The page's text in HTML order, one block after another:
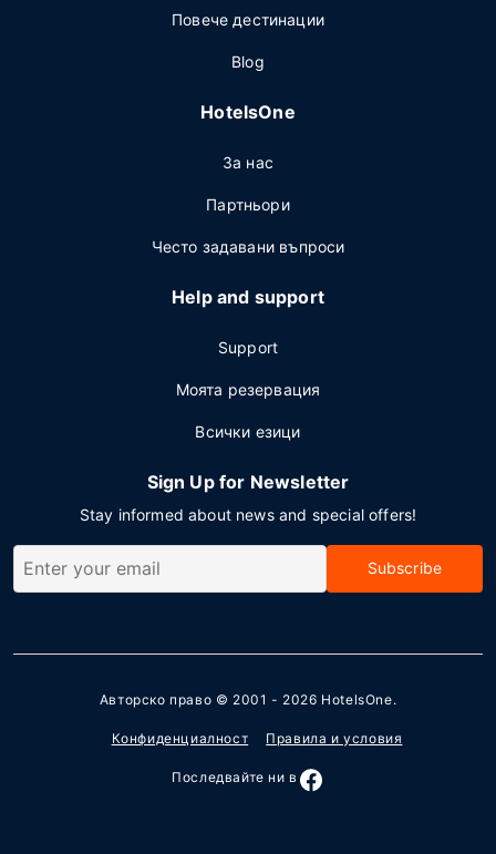
Повече дестинации
Blog
HotelsOne
За нас
Партньори
Често задавани въпроси
Help and support
Support
Моята резервация
Всички езици
Sign Up for Newsletter
Stay informed about news and special offers!
Subscribe
Авторско право © 2001 - 2026 HotelsOne.
Конфиденциалност Правила и условия
Последвайте ни в